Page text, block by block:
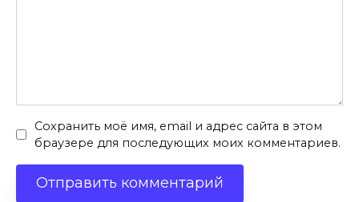
Сохранить моё имя, email и адрес сайта в этом
браузере для последующих моих комментариев.